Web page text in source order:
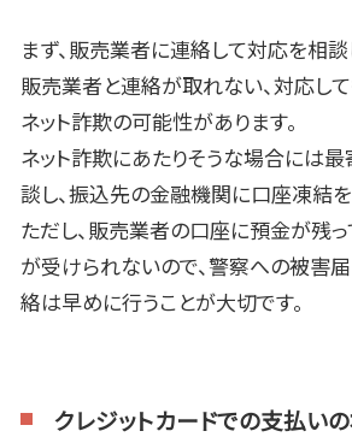
まず、販売業者に連絡して対応を相談
販売業者と連絡が取れない、対応し
ネット詐欺の可能性があります。
ネット詐欺にあたりそうな場合には
談し、振込先の金融機関に口座凍結を
ただし、販売業者の口座に預金が残
が受けられないので、警察への被害
絡は早めに行うことが大切です。
クレジットカードでの支払い